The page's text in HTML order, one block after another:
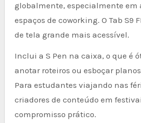
globalmente, especialmente em
espaços de coworking. O Tab S9
de tela grande mais acessível.
Inclui a S Pen na caixa, o que é
anotar roteiros ou esboçar
Para estudantes viajando nas
criadores de conteúdo em
compromisso prático.